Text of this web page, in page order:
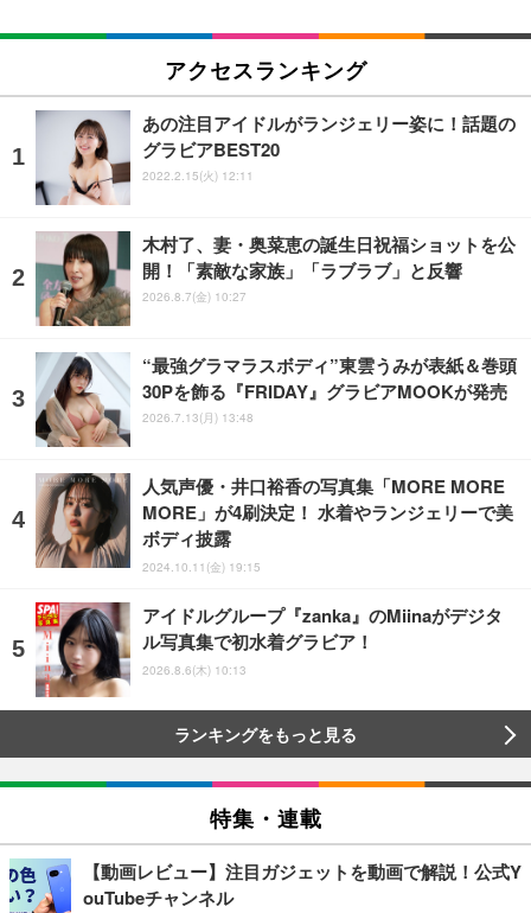
アクセスランキング
あの注目アイドルがランジェリー姿に！話題の
グラビアBEST20
2022.2.15(火) 12:11
木村了、妻・奥菜恵の誕生日祝福ショットを公
開！「素敵な家族」「ラブラブ」と反響
2026.8.7(金) 10:27
“最強グラマラスボディ”東雲うみが表紙＆巻頭
30Pを飾る『FRIDAY』グラビアMOOKが発売
2026.7.13(月) 13:48
人気声優・井口裕香の写真集「MORE MORE
MORE」が4刷決定！ 水着やランジェリーで美
ボディ披露
2024.10.11(金) 19:15
アイドルグループ『zanka』のMiinaがデジタ
ル写真集で初水着グラビア！
2026.8.6(木) 10:13
ランキングをもっと見る
特集・連載
【動画レビュー】注目ガジェットを動画で解説！公式Y
ouTubeチャンネル